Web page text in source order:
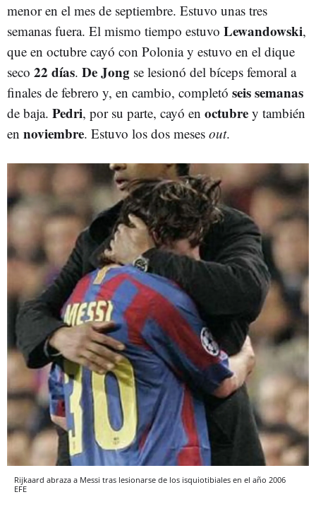
menor en el mes de septiembre. Estuvo unas tres
semanas fuera. El mismo tiempo estuvo Lewandowski,
que en octubre cayó con Polonia y estuvo en el dique
seco 22 días. De Jong se lesionó del bíceps femoral a
finales de febrero y, en cambio, completó seis semanas
de baja. Pedri, por su parte, cayó en octubre y también
en noviembre. Estuvo los dos meses out.
Rijkaard abraza a Messi tras lesionarse de los isquiotibiales en el año 2006
EFE